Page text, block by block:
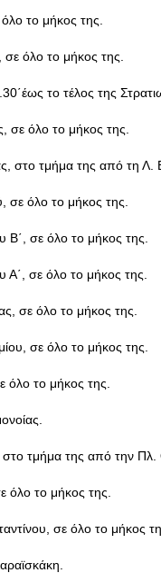
το μήκος της.
όλο το μήκος της.
το τέλος της
σε όλο το μήκος της.
στο τμήμα της από τη Λ.
σε όλο το μήκος της.
Β΄, σε όλο το μήκος της.
Α΄, σε όλο το μήκος της.
σε όλο το μήκος της.
σε όλο το μήκος της.
το μήκος της.
στο τμήμα της από την Πλ.
όλο το μήκος της.
σε όλο το μήκος